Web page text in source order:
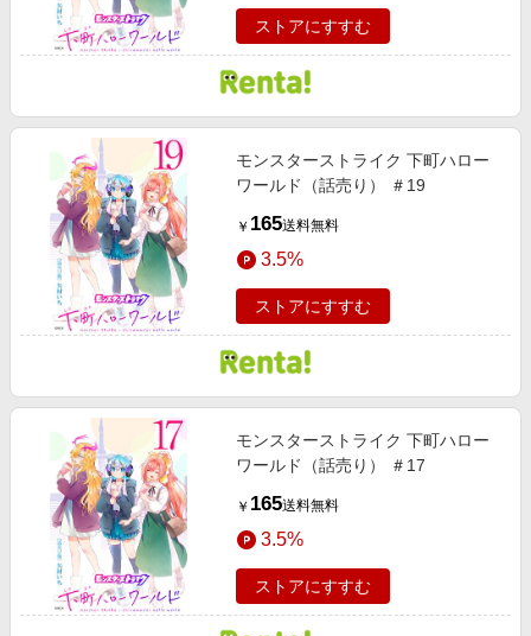
ストアにすすむ
モンスターストライク 下町ハロー
ワールド（話売り） ＃19
￥ 165送料無料
3.5%
ストアにすすむ
モンスターストライク 下町ハロー
ワールド（話売り） ＃17
￥ 165送料無料
3.5%
ストアにすすむ